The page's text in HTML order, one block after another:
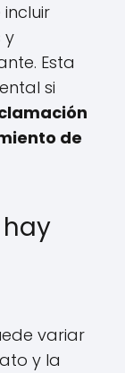
y
Esta
si
de
variar
y la